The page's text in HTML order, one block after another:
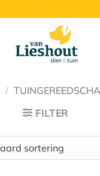
/
FILTER